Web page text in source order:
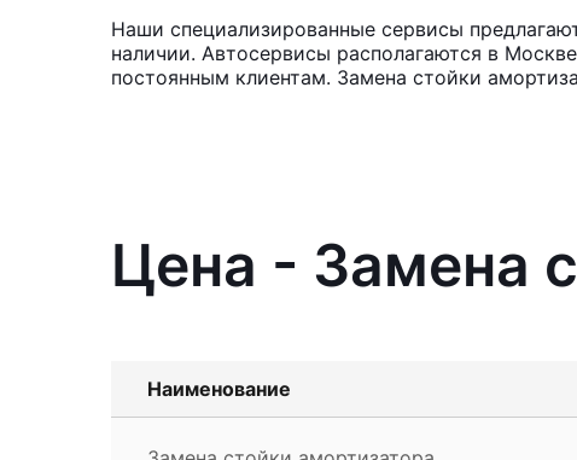
Наши специализированные сервисы
наличии. Автосервисы располагаются в
постоянным клиентам. Замена стойки
Цена - Замена
Наименование